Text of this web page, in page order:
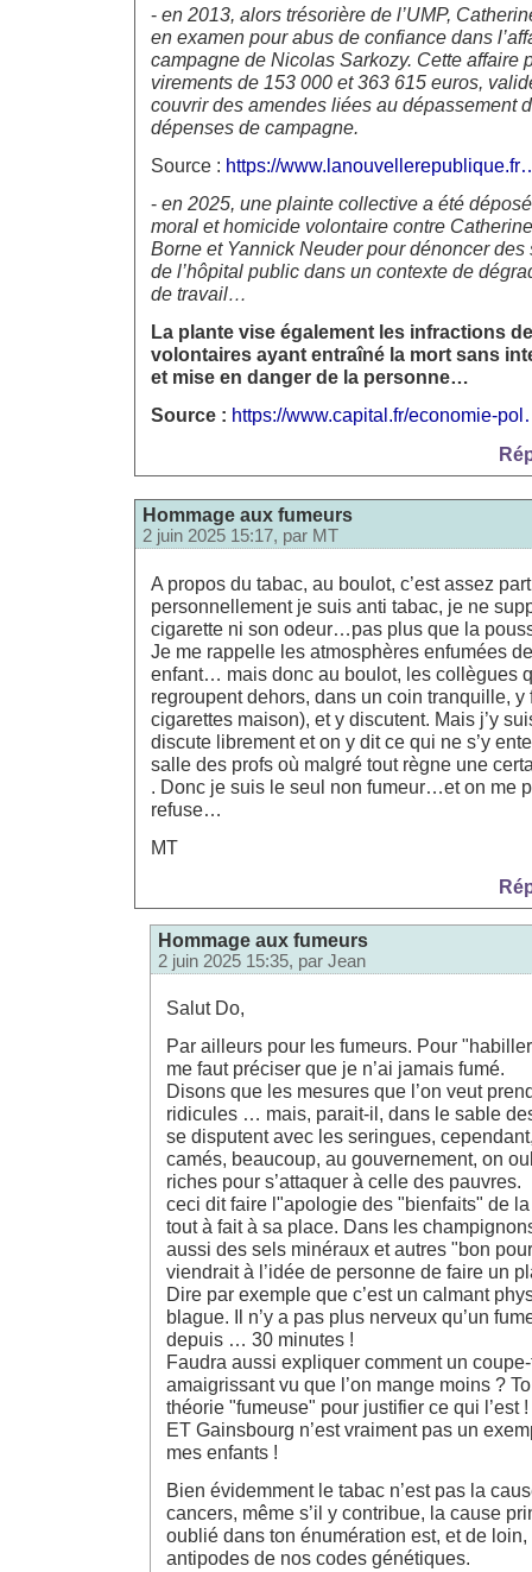
- en 2013, alors trésorière de l’UMP,
en examen pour abus de confiance dans
campagne de Nicolas Sarkozy. Cette affaire
virements de 153 000 et 363 615 euros,
couvrir des amendes liées au dépassement
dépenses de campagne.
Source : https://
- en 2025, une plainte collective a été
moral et homicide volontaire contre
Borne et Yannick Neuder pour dénoncer
de l’hôpital public dans un contexte de
de travail…
La plante vise également les infractions
volontaires ayant entraîné la mort sans
et mise en danger de la personne…
Source : https://www.capital.fr/economie-
Hommage aux fumeurs
2 juin 2025 15:17, par MT
A propos du tabac, au boulot, c’est assez
personnellement je suis anti tabac, je ne
cigarette ni son odeur…pas plus que la
Je me rappelle les atmosphères enfumées
enfant… mais donc au boulot, les collègues
regroupent dehors, dans un coin tranquille, y
cigarettes maison), et y discutent. Mais j’y
discute librement et on y dit ce qui ne s’y
salle des profs où malgré tout règne une
. Donc je suis le seul non fumeur…et on me
refuse…
MT
Hommage aux fumeurs
2 juin 2025 15:35, par Jean
Salut Do,
Par ailleurs pour les fumeurs. Pour
me faut préciser que je n’ai jamais fumé.
Disons que les mesures que l’on veut
ridicules … mais, parait-il, dans le sable
se disputent avec les seringues,
camés, beaucoup, au gouvernement, on
riches pour s’attaquer à celle des pauvres.
ceci dit faire l"apologie des "bienfaits" de la
tout à fait à sa place. Dans les
aussi des sels minéraux et autres "bon
viendrait à l’idée de personne de faire un
Dire par exemple que c’est un calmant
blague. Il n’y a pas plus nerveux qu’un
depuis … 30 minutes !
Faudra aussi expliquer comment un coupe-
amaigrissant vu que l’on mange moins ?
théorie "fumeuse" pour justifier ce qui l’est !
ET Gainsbourg n’est vraiment pas un
mes enfants !
Bien évidemment le tabac n’est pas la
cancers, même s’il y contribue, la cause
oublié dans ton énumération est, et de
antipodes de nos codes génétiques.